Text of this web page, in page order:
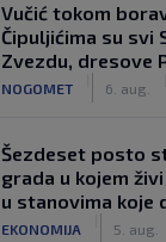
Vučić tokom
Čipuljićima su svi
Zvezdu, dresove
NOGOMET 6. aug.
Šezdeset posto
grada u kojem
u stanovima koje
EKONOMIJA 5. aug.